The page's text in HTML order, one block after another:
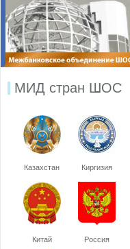
МИД стран ШОС
Казахстан Киргизия
Китай Россия